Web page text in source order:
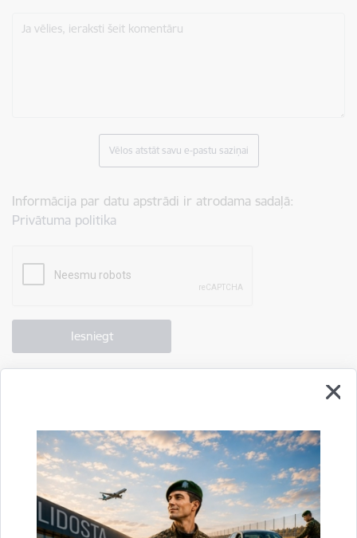
Ja vēlies, ieraksti šeit komentāru
Vēlos atstāt savu e-pastu saziņai
Informācija par datu apstrādi ir atrodama sadaļā:
Privātuma politika